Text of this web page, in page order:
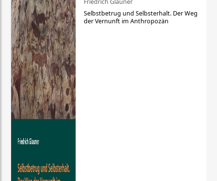
Friedrich Glauner
Selbstbetrug und Selbsterhalt. Der Weg
der Vernunft im Anthropozän